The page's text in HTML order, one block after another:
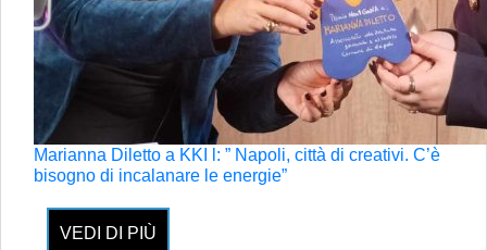
Marianna Diletto a KKI l: ” Napoli, città di creativi. C’è
bisogno di incalanare le energie”
VEDI DI PIÙ